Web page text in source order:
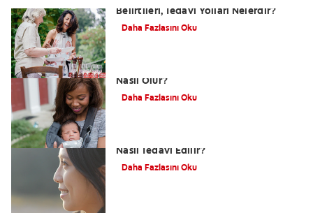
Belirtileri, Tedavi Yolları Nelerdir?
Daha Fazlasını Oku
Nasıl Olur?
Daha Fazlasını Oku
Nasıl Tedavi Edilir?
Daha Fazlasını Oku